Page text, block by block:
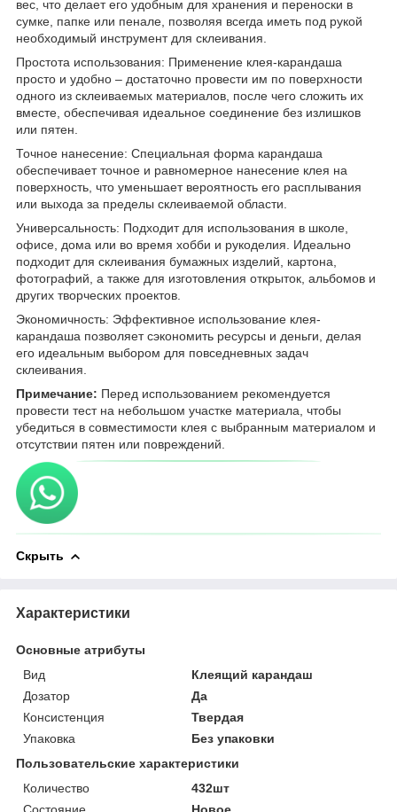
вес, что делает его удобным для хранения и переноски в
сумке, папке или пенале, позволяя всегда иметь под рукой
необходимый инструмент для склеивания.
Простота использования: Применение клея-карандаша
просто и удобно – достаточно провести им по поверхности
одного из склеиваемых материалов, после чего сложить их
вместе, обеспечивая идеальное соединение без излишков
или пятен.
Точное нанесение: Специальная форма карандаша
обеспечивает точное и равномерное нанесение клея на
поверхность, что уменьшает вероятность его расплывания
или выхода за пределы склеиваемой области.
Универсальность: Подходит для использования в школе,
офисе, дома или во время хобби и рукоделия. Идеально
подходит для склеивания бумажных изделий, картона,
фотографий, а также для изготовления открыток, альбомов и
других творческих проектов.
Экономичность: Эффективное использование клея-
карандаша позволяет сэкономить ресурсы и деньги, делая
его идеальным выбором для повседневных задач
склеивания.
Примечание: Перед использованием рекомендуется
провести тест на небольшом участке материала, чтобы
убедиться в совместимости клея с выбранным материалом и
отсутствии пятен или повреждений.
Скрыть
Характеристики
Основные атрибуты
Вид
Клеящий карандаш
Дозатор
Да
Консистенция
Твердая
Упаковка
Без упаковки
Пользовательские характеристики
Количество
432шт
Состояние
Новое